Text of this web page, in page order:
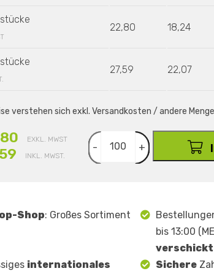
22,80 18,24
27,59 22,07
verstehen sich exkl. Versandkosten / andere
EXKL. MWST
INKL. MWST.
- +
Shop: Großes Sortiment
bis 13:00
verschickt
internationales
Sichere